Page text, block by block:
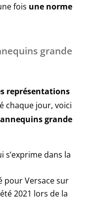
fois une norme
grande
représentations
chaque jour, voici
grande
s’exprime dans la
pour Versace sur
2021 lors de la